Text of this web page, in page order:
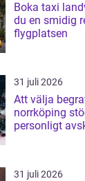
Boka taxi landvetter
du en smidig
flygplatsen
31 juli 2026
Att välja
norrköping stöd, trygghet och
personligt
31 juli 2026